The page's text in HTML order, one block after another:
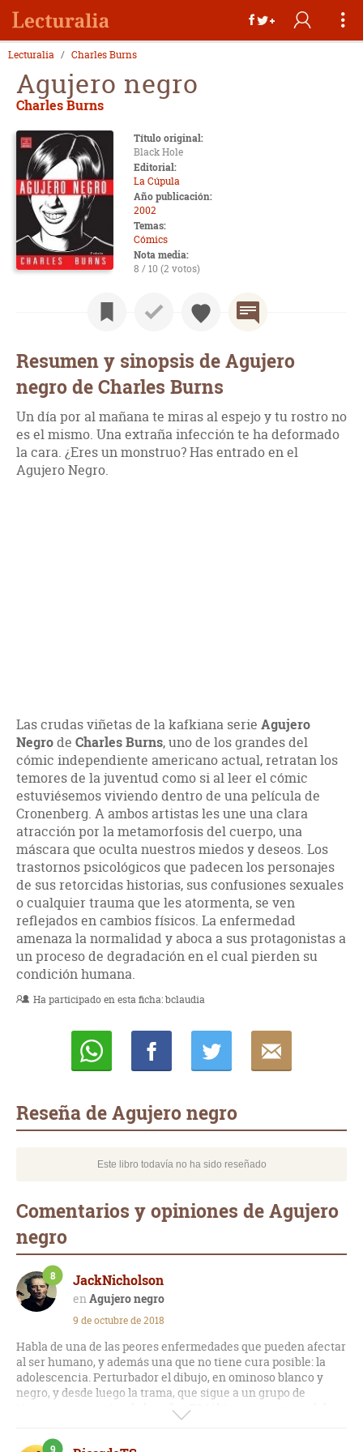
Lecturalia Charles Burns
Agujero negro
Charles Burns
Título original:
Black Hole
Editorial:
La Cúpula
Año publicación:
2002
Temas:
Cómics
Nota media:
8 / 10 (2 votos)
Resumen y sinopsis de Agujero
negro de Charles Burns
Un día por al mañana te miras al espejo y tu rostro no
es el mismo. Una extraña infección te ha deformado
la cara. ¿Eres un monstruo? Has entrado en el
Agujero Negro.
Las crudas viñetas de la kafkiana serie Agujero
Negrode Charles Burns, uno de los grandes del
cómic independiente americano actual, retratan los
temores de la juventud como si al leer el cómic
estuviésemos viviendo dentro de una película de
Cronenberg. A ambos artistas les une una clara
atracción por la metamorfosis del cuerpo, una
máscara que oculta nuestros miedos y deseos. Los
trastornos psicológicos que padecen los personajes
de sus retorcidas historias, sus confusiones sexuales
o cualquier trauma que les atormenta, se ven
reflejados en cambios físicos. La enfermedad
amenaza la normalidad y aboca a sus protagonistas a
un proceso de degradación en el cual pierden su
condición humana.
Ha participado en esta ficha:bclaudia
Reseña de Agujero negro
Este libro todavía no ha sido reseñado
Comentarios y opiniones de Agujero
negro
JackNicholson
Agujero negro
8
9 de octubre de 2018
Habla de una de las peores enfermedades que pueden afectar
al ser humano, y además una que no tiene cura posible: la
adolescencia. Perturbador el dibujo, en ominoso blanco y
negro, y desde luego la trama, que sigue a un grupo de
jóvenes a principios de los años 70 (últimos estertores del
movimiento hippie, primeros pasos de lo que serían el glam y
el punk) haciendo frente a horribles mutaciones que les
9